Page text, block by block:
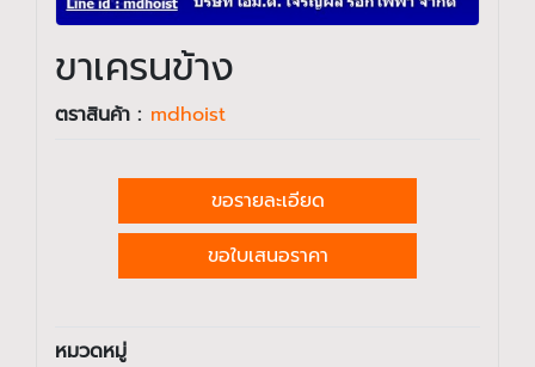
ขาเครนข้าง
ตราสินค้า : mdhoist
ขอรายละเอียด
ขอใบเสนอราคา
หมวดหมู่